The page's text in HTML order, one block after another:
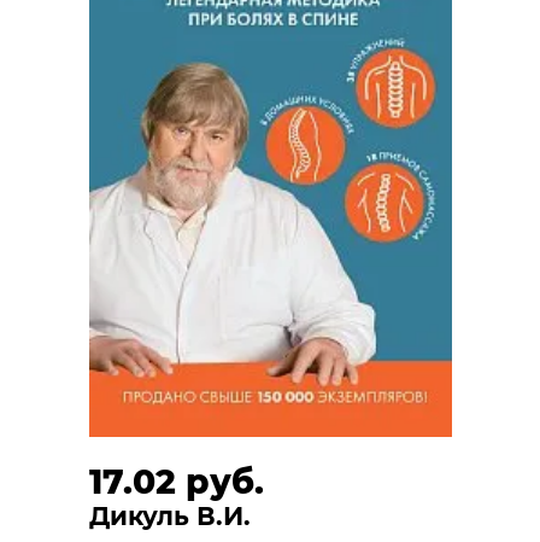
17.02 руб.
Дикуль В.И.